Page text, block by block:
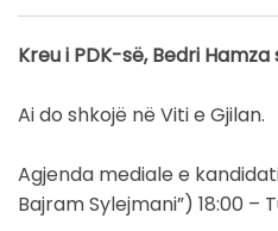
Kreu i PDK-së, Bedri
Ai do shkojë në Viti e Gjilan.
Agjenda mediale e
Bajram Sylejmani”) 18:00 –